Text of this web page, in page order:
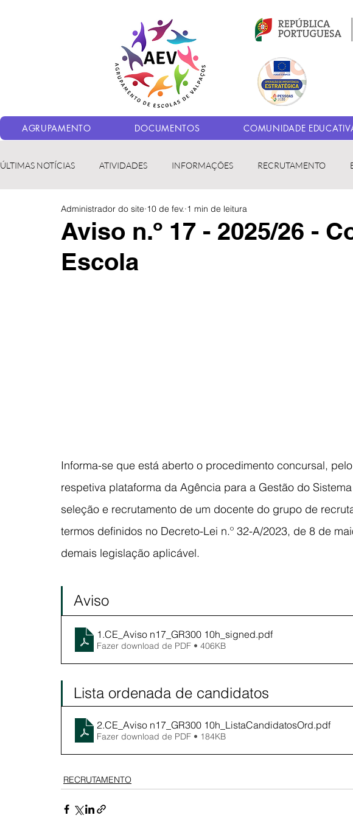
AGRUPAMENTO DOCUMENTOS COMUNIDADE
ÚLTIMAS NOTÍCIAS ATIVIDADES INFORMAÇÕES RECRUTAMENTO
Bibliotecas LER fora da Escola ERASMUS+
Aviso n.º 17 - 2025/26 -
Escola
Administrador do site 10 de fev. 1 min de leitura
Informa-se que está aberto o procedimento concursal,
respetiva plataforma da Agência para a Gestão do
seleção e recrutamento de um docente do grupo de
termos definidos no Decreto-Lei n.º 32-A/2023, de 8 de
demais legislação aplicável.
Aviso
1.CE_Aviso n17_GR300 10h_signed.pdf
Fazer download de PDF • 406KB
Lista ordenada de candidatos
2.CE_Aviso n17_GR300 10h_ListaCandidatosOrd.pdf
Fazer download de PDF • 184KB
RECRUTAMENTO